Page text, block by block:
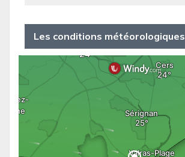
Les conditions météorologiques